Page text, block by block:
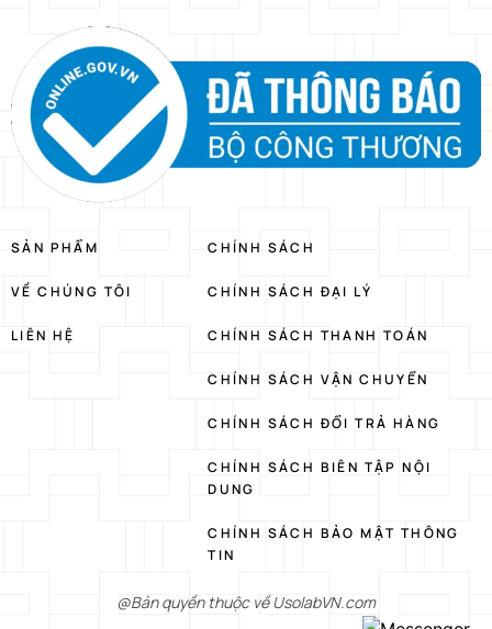
SẢN PHẨM
VỀ CHÚNG TÔI
LIÊN HỆ
CHÍNH SÁCH
CHÍNH SÁCH ĐẠI LÝ
CHÍNH SÁCH THANH TOÁN
CHÍNH SÁCH VẬN CHUYỂN
CHÍNH SÁCH ĐỔI TRẢ HÀNG
CHÍNH SÁCH BIÊN TẬP NỘI
DUNG
CHÍNH SÁCH BẢO MẬT THÔNG
TIN
@Bản quyền thuộc về UsolabVN.com